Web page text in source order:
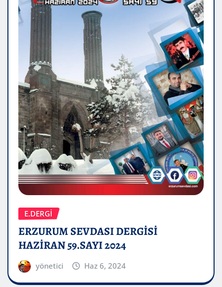
E.DERGİ
ERZURUM SEVDASI DERGİSİ
HAZİRAN 59.SAYI 2024
yönetici Haz 6, 2024